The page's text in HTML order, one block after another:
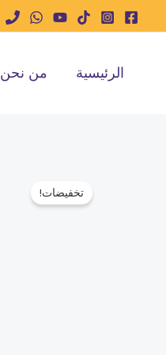
تخطي
إلى
الرئيسية من نحن
تخفيضات!